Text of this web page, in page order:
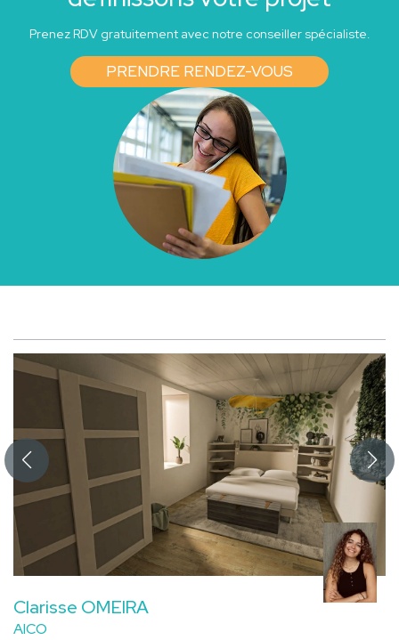
Prenez RDV gratuitement avec notre conseiller spécialiste.
PRENDRE RENDEZ-VOUS
Clarisse OMEIRA
AICO